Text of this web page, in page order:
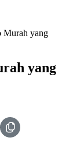
Murah yang
yang